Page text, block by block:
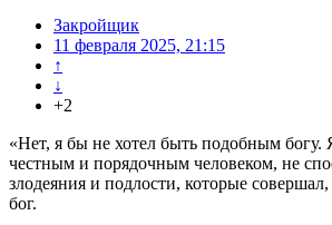
Закройщик
11 февраля 2025, 21:15
↑
↓
+2
«Нет, я бы не хотел быть подобным богу.
честным и порядочным человеком, не
злодеяния и подлости, которые
бог.